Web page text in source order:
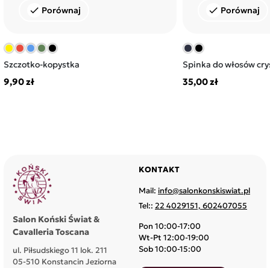
Warto regularnie sprawdzać dostępność produktów, aby
check Porównaj
Szczotko-kopystka
9,90 zł
check Porównaj
Spinka do włosów
35,00 zł
Salon Koński Świat &
Cavalleria Toscana
ul. Piłsudskiego 11 lok. 211
05-510 Konstancin Jeziorna
KONTAKT
Mail: info@salonkonskiswiat.pl
Tel:: 22 4029151, 602407055
Pon 10:00-17:00
Wt-Pt 12:00-19:00
Sob 10:00-15:00